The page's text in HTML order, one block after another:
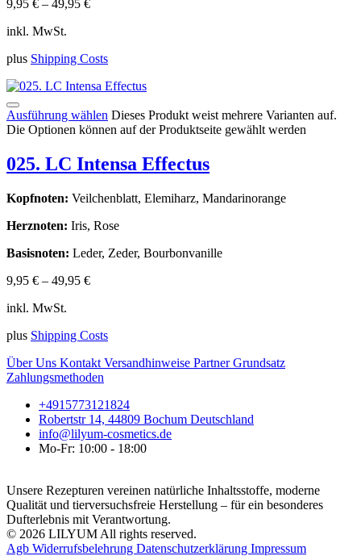
9,95 € – 49,95 €
inkl. MwSt.
plus Shipping Costs
Ausführung wählen Dieses Produkt weist mehrere Varianten auf.
Die Optionen können auf der Produktseite gewählt werden
025. LC Intensa Effectus
Kopfnoten: Veilchenblatt, Elemiharz, Mandarinorange
Herznoten: Iris, Rose
Basisnoten: Leder, Zeder, Bourbonvanille
9,95 € – 49,95 €
inkl. MwSt.
plus Shipping Costs
Über Uns Kontakt Versandhinweise PartnerGrundsatz
Zahlungsmethoden
+4915773121824
Robertstr 14, 44809 Bochum Deutschland
info@lilyum-cosmetics.de
Mo-Fr: 10:00 - 18:00
Unsere Rezepturen vereinen natürliche Inhaltsstoffe, moderne
Qualität und tierversuchsfreie Herstellung – für ein besonderes
Dufterlebnis mit Verantwortung.
© 2026 LILYUM All rights reserved.
Agb Widerrufsbelehrung Datenschutzerklärung Impressum